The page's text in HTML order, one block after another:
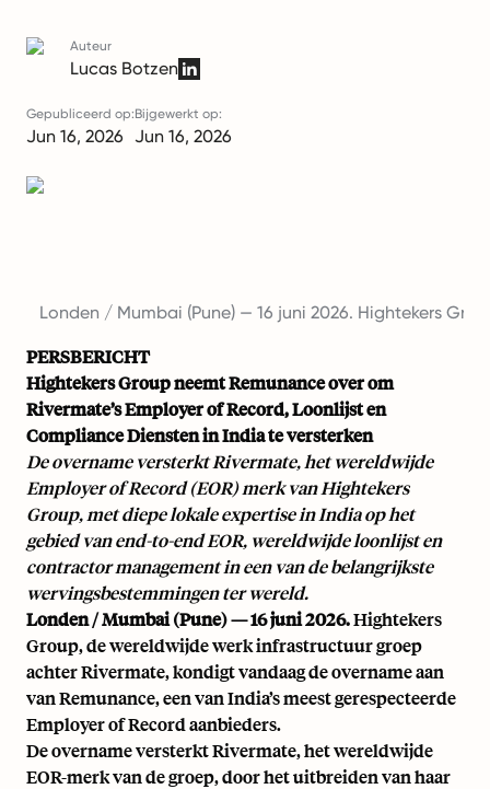
Auteur
Lucas Botzen
Gepubliceerd op:
Jun 16, 2026
Bijgewerkt op:
Jun 16, 2026
Londen / Mumbai (Pune) — 16 juni 2026. Hightekers
PERSBERICHT
Hightekers Group neemt Remunance over om
Rivermate’s Employer of Record, Loonlijst en
Compliance Diensten in India te versterken
De overname versterkt Rivermate, het wereldwijde
Employer of Record (EOR) merk van Hightekers
Group, met diepe lokale expertise in India op het
gebied van end-to-end EOR, wereldwijde loonlijst en
contractor management in een van de belangrijkste
wervingsbestemmingen ter wereld.
Londen / Mumbai (Pune) — 16 juni 2026.Hightekers
Group, de wereldwijde werk infrastructuur groep
achter Rivermate, kondigt vandaag de overname aan
van Remunance, een van India’s meest gerespecteerde
Employer of Record aanbieders.
De overname versterkt Rivermate, het wereldwijde
EOR-merk van de groep, door het uitbreiden van haar